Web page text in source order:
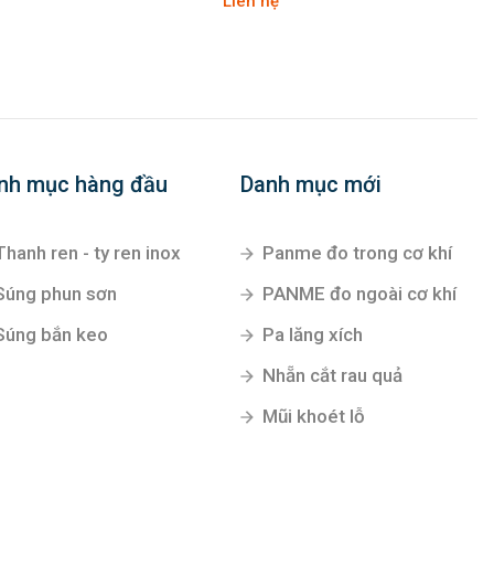
mục hàng đầu
ren - ty ren inox
phun sơn
bắn keo
Danh mục mới
Panme đo trong cơ khí
PANME đo ngoài cơ khí
Pa lăng xích
Nhẵn cắt rau quả
Mũi khoét lỗ